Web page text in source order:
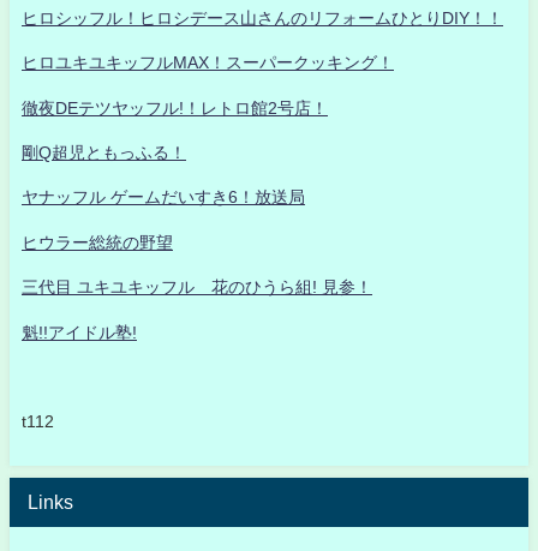
ヒロシッフル！ヒロシデース山さんのリフォームひとりDIY！！
ヒロユキユキッフルMAX！スーパークッキング！
徹夜DEテツヤッフル!！レトロ館2号店！
剛Q超児ともっふる！
ヤナッフル ゲームだいすき6！放送局
ヒウラー総統の野望
三代目 ユキユキッフル 花のひうら組! 見参！
魁!!アイドル塾!
t112
Links